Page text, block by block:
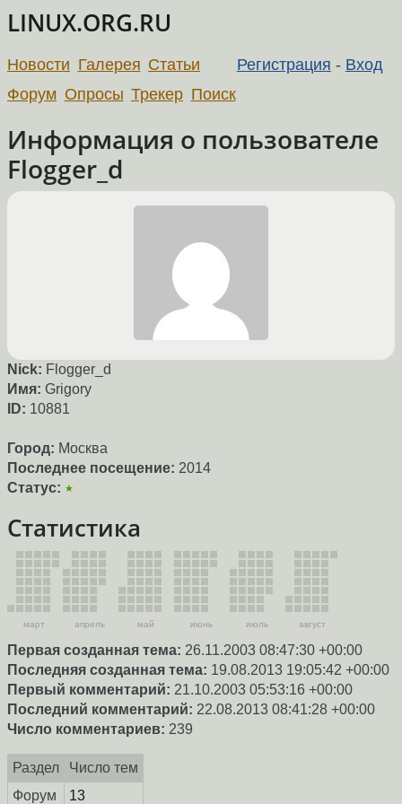
LINUX.ORG.RU
Регистрация - Вход
Новости Галерея Статьи
Форум Опросы Трекер Поиск
Информация о пользователе
Flogger_d
Nick: Flogger_d
Имя: Grigory
ID: 10881
Город: Москва
Последнее посещение: 2014
Статус: ★
Статистика
март апрель май июнь июль август
Первая созданная тема: 26.11.2003 08:47:30 +00:00
Последняя созданная тема: 19.08.2013 19:05:42 +00:00
Первый комментарий: 21.10.2003 05:53:16 +00:00
Последний комментарий: 22.08.2013 08:41:28 +00:00
Число комментариев: 239
Раздел
Число тем
Форум
13